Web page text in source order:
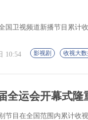
国卫视频道新播节目累计
10:54 影视剧 收视大
全运会开幕式
节目在全国范围内累计收